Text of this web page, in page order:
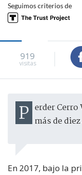
Seguimos criterios de
919
visitas
Perder Cerro Ventarrones echaría para atrás más de
En 2017, bajo la